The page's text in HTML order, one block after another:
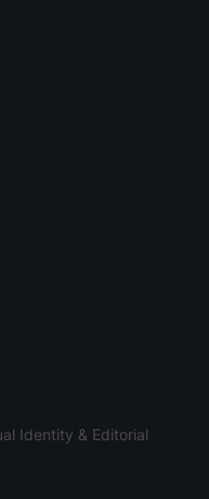
Identity & Editorial